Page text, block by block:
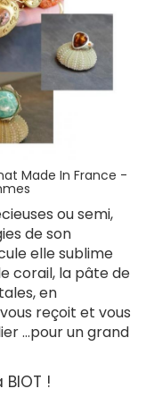
Made In France -
ou semi,
de son
elle sublime
corail, la pâte de
en
reçoit et vous
…pour un grand
!